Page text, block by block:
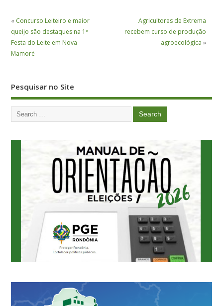
« Concurso Leiteiro e maior
queijo são destaques na 1ª
Festa do Leite em Nova
Mamoré
Agricultores de Extrema
recebem curso de produção
agroecológica »
Pesquisar no Site